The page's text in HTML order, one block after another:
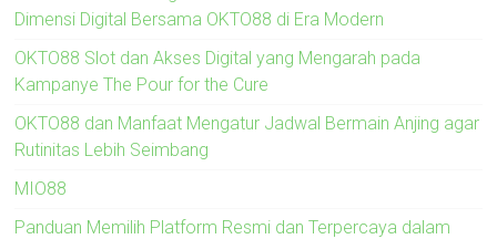
Dimensi Digital Bersama OKTO88 di Era Modern
OKTO88 Slot dan Akses Digital yang Mengarah pada
Kampanye The Pour for the Cure
OKTO88 dan Manfaat Mengatur Jadwal Bermain Anjing agar
Rutinitas Lebih Seimbang
MIO88
Panduan Memilih Platform Resmi dan Terpercaya dalam